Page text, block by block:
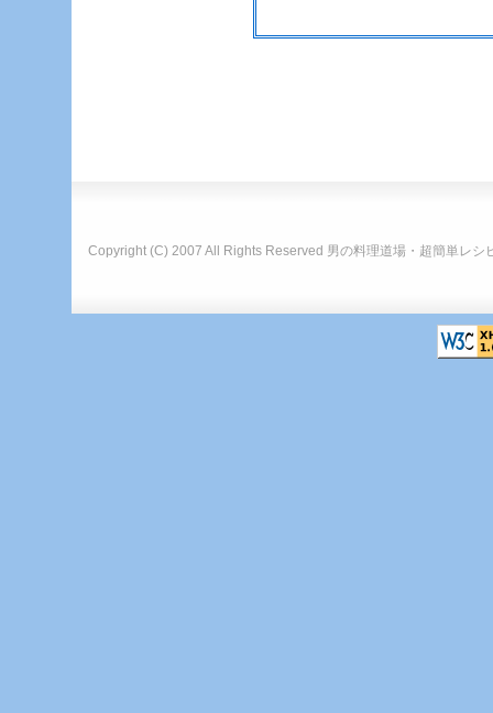
Copyright (C) 2007 All Rights Reserved 男の料理道場・超簡単レシ